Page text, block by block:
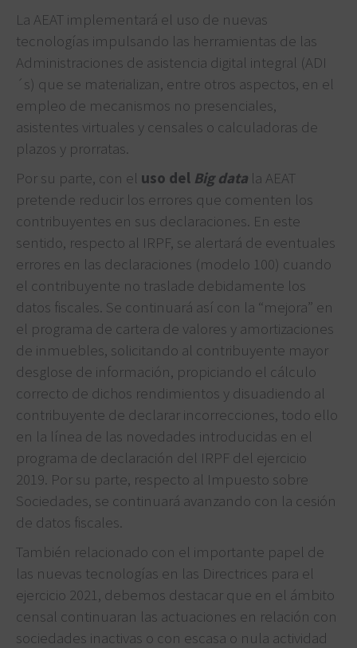
La AEAT implementará el uso de nuevas
tecnologías impulsando las herramientas de las
Administraciones de asistencia digital integral (ADI
´s) que se materializan, entre otros aspectos, en el
empleo de mecanismos no presenciales,
asistentes virtuales y censales o calculadoras de
plazos y prorratas.
Por su parte, con el uso del Big data la AEAT
pretende reducir los errores que comenten los
contribuyentes en sus declaraciones. En este
sentido, respecto al IRPF, se alertará de eventuales
errores en las declaraciones (modelo 100) cuando
el contribuyente no traslade debidamente los
datos fiscales. Se continuará así con la “mejora” en
el programa de cartera de valores y amortizaciones
de inmuebles, solicitando al contribuyente mayor
desglose de información, propiciando el cálculo
correcto de dichos rendimientos y disuadiendo al
contribuyente de declarar incorrecciones, todo ello
en la línea de las novedades introducidas en el
programa de declaración del IRPF del ejercicio
2019. Por su parte, respecto al Impuesto sobre
Sociedades, se continuará avanzando con la cesión
de datos fiscales.
También relacionado con el importante papel de
las nuevas tecnologías en las Directrices para el
ejercicio 2021, debemos destacar que en el ámbito
censal continuaran las actuaciones en relación con
sociedades inactivas o con escasa o nula actividad